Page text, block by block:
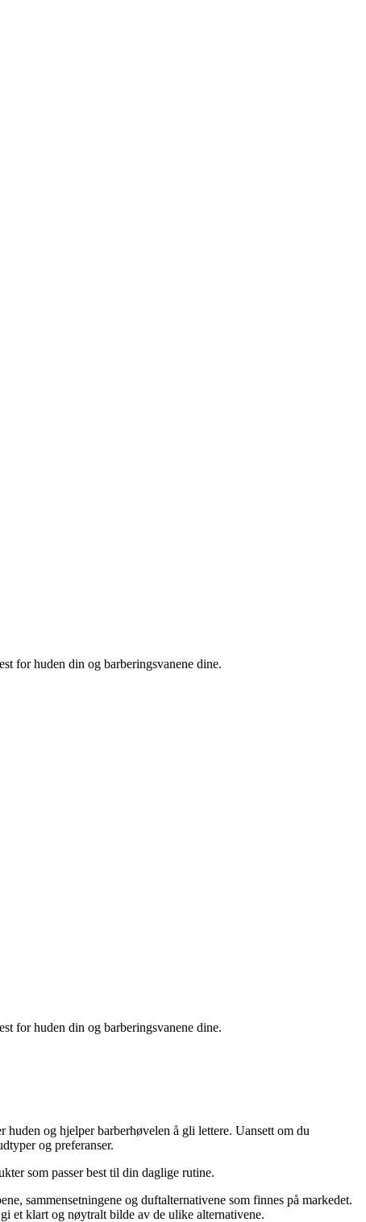
for huden din og barberingsvanene dine.
for huden din og barberingsvanene dine.
og hjelper barberhøvelen å gli lettere. Uansett om du
og preferanser.
som passer best til din daglige rutine.
sammensetningene og duftalternativene som finnes på markedet.
et klart og nøytralt bilde av de ulike alternativene.